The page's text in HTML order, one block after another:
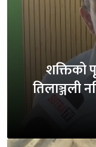
शक्तिको
तिलाञ्जली